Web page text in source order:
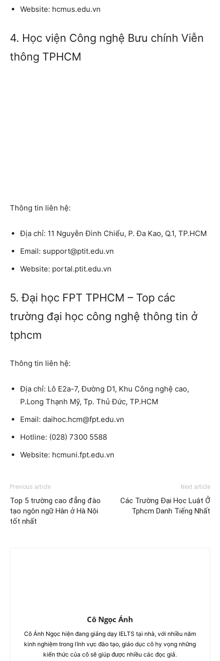
Website: hcmus.edu.vn
4. Học viện Công nghệ Bưu chính Viễn
thông TPHCM
Thông tin liên hệ:
Địa chỉ: 11 Nguyễn Đình Chiểu, P. Đa Kao, Q.1, TP.HCM
Email: support@ptit.edu.vn
Website: portal.ptit.edu.vn
5. Đại học FPT TPHCM – Top các
trường đại học công nghệ thông tin ở
tphcm
Thông tin liên hệ:
Địa chỉ: Lô E2a-7, Đường D1, Khu Công nghệ cao,
P.Long Thạnh Mỹ, Tp. Thủ Đức, TP.HCM
Email: daihoc.hcm@fpt.edu.vn
Hotline: (028) 7300 5588
Website: hcmuni.fpt.edu.vn
Previous article
Top 5 trường cao đẳng đào
tạo ngôn ngữ Hàn ở Hà Nội
tốt nhất
Next article
Các Trường Đại Học Luật Ở
Tphcm Danh Tiếng Nhất
Cô Ngọc Ánh
Cô Ánh Ngọc hiện đang giảng dạy IELTS tại nhà, với nhiều năm
kinh nghiệm trong lĩnh vực đào tạo, giáo dục cô hy vọng những
kiến thức của cô sẽ giúp được nhiều các đọc giả.